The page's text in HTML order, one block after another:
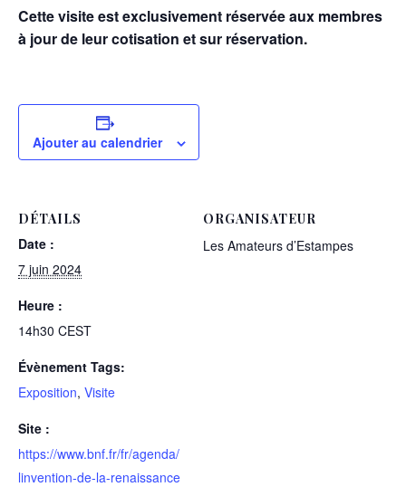
Cette visite est exclusivement réservée aux membres
à jour de leur cotisation et sur réservation.
Ajouter au calendrier
DÉTAILS
Date :
7 juin 2024
Heure :
14h30 CEST
Évènement Tags:
Exposition, Visite
Site :
https://www.bnf.fr/fr/agenda/
linvention-de-la-renaissance
ORGANISATEUR
Les Amateurs d’Estampes